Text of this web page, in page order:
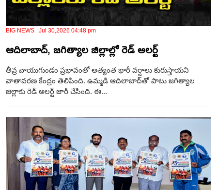
BIG NEWS Jul 30,2026 04:48 pm
ఆదిలాబాద్‌, జగిత్యాల జిల్లాల్లో రెడ్ అల‌ర్ట్
తీవ్ర వాయుగుండం ప్రభావంతో అత్యంత భారీ వర్షాలు కురుస్తాయని
వాతావరణ కేంద్రం తెలిపింది. ఉమ్మడి ఆదిలాబాద్‌తో పాటు జగిత్యాల
జిల్లాకు రెడ్ అలర్ట్ జారీ చేసింది. ఈ...